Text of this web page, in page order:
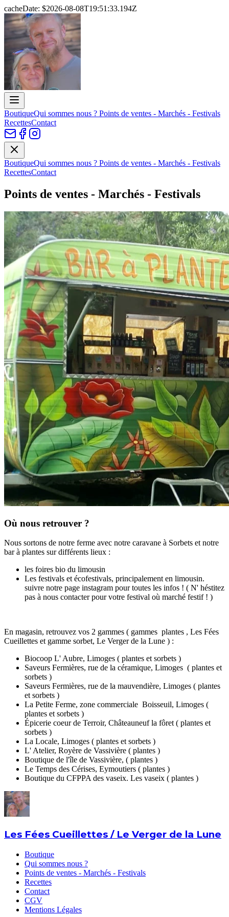
cacheDate: $2026-08-08T19:51:33.194Z
BoutiqueQui sommes nous ? Points de ventes - Marchés - Festivals
RecettesContact
BoutiqueQui sommes nous ? Points de ventes - Marchés - Festivals
RecettesContact
Points de ventes - Marchés - Festivals
Où nous retrouver ?
Nous sortons de notre ferme avec notre caravane à Sorbets et notre
bar à plantes sur différents lieux :
les foires bio du limousin
Les festivals et écofestivals, principalement en limousin.
suivre notre page instagram pour toutes les infos ! ( N' héstitez
pas à nous contacter pour votre festival où marché festif ! )
En magasin, retrouvez vos 2 gammes ( gammes plantes , Les Fées
Cueillettes et gamme sorbet, Le Verger de la Lune ) :
Biocoop L' Aubre, Limoges ( plantes et sorbets )
Saveurs Fermières, rue de la céramique, Limoges ( plantes et
sorbets )
Saveurs Fermières, rue de la mauvendière, Limoges ( plantes
et sorbets )
La Petite Ferme, zone commerciale Boisseuil, Limoges (
plantes et sorbets )
Épicerie coeur de Terroir, Châteauneuf la fôret ( plantes et
sorbets )
La Locale, Limoges ( plantes et sorbets )
L' Atelier, Royère de Vassivière ( plantes )
Boutique de l'île de Vassivière, ( plantes )
Le Temps des Cérises, Eymoutiers ( plantes )
Boutique du CFPPA des vaseix. Les vaseix ( plantes )
Les Fées Cueillettes / Le Verger de la Lune
Boutique
Qui sommes nous ?
Points de ventes - Marchés - Festivals
Recettes
Contact
CGV
Mentions Légales